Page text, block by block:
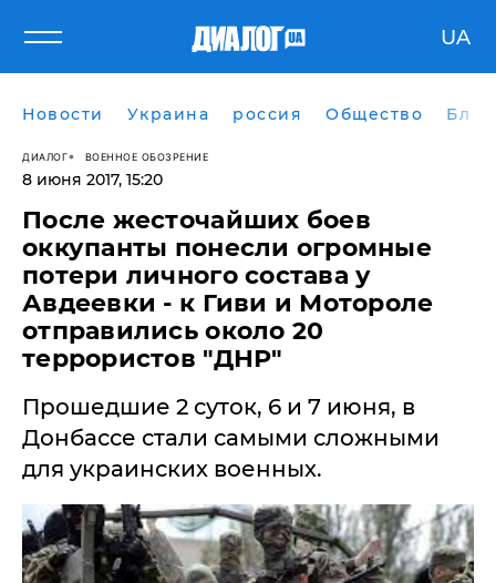
UA
Новости Украина россия Общество
ДИАЛОГ ВОЕННОЕ ОБОЗРЕНИЕ
8 июня 2017, 15:20
После жесточайших боев
оккупанты понесли огромные
потери личного состава у
Авдеевки - к Гиви и Мотороле
отправились около 20
террористов "ДНР"
Прошедшие 2 суток, 6 и 7 июня, в
Донбассе стали самыми сложными
для украинских военных.